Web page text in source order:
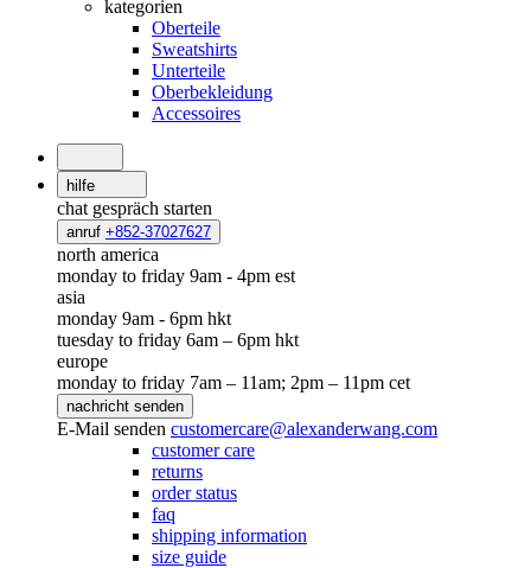
kategorien
Oberteile
Sweatshirts
Unterteile
Oberbekleidung
Accessoires
hilfe
chat gespräch starten
anruf +852-37027627
north america
monday to friday 9am - 4pm est
asia
monday 9am - 6pm hkt
tuesday to friday 6am – 6pm hkt
europe
monday to friday 7am – 11am; 2pm – 11pm cet
nachricht senden
E-Mail senden customercare@alexanderwang.com
customer care
returns
order status
faq
shipping information
size guide